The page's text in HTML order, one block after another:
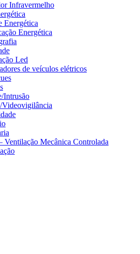
Infravermelho
Energética
Energética
Led
de veículos elétricos
Intrusão
Ventilação Mecânica Controlada